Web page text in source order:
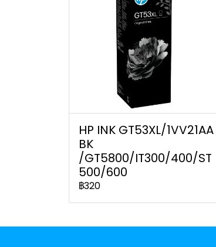
HP INK GT53XL/1VV21AA
BK
/GT5800/IT300/400/ST
500/600
฿320